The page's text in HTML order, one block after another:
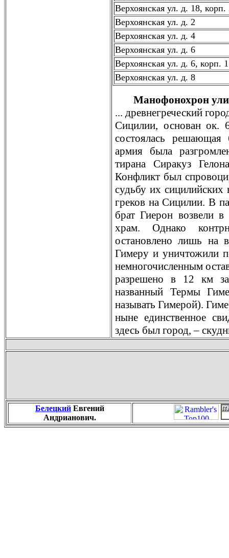
Верхоянская ул. д. 18, корп.
Верхоянская ул. д. 2
Верхоянская ул. д. 4
Верхоянская ул. д. 6
Верхоянская ул. д. 6, корп. 1
Верхоянская ул. д. 8
Манофонохрон
... древнeгреческий
Сицилии, основан ок.
состоялась решающая
армия была
тирана Сиракуз
Конфликт был
судьбу их
греков на Сицилии. В
брат Гиерон возвели
храм. Однако
остановлено лишь на
Гимеру и уничтожили
нeмногочисленным
разрешено в 12 км
названный Термы
называть Гимерой).
нынe единственное
здесь был город, –
Белецкий Евгений
Андрианович.